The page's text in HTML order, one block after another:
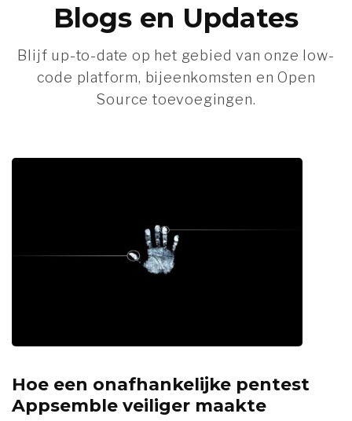
Blogs en Updates
Blijf up-to-date op het gebied van onze low-
code platform, bijeenkomsten en Open
Source toevoegingen.
Hoe een onafhankelijke pentest
Appsemble veiliger maakte